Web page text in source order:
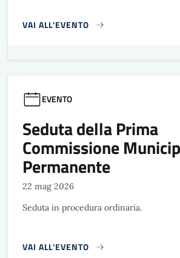
VAI ALL'EVENTO
EVENTO
Seduta della Prima
Commissione
Permanente
22 mag 2026
Seduta in procedura ordinaria.
VAI ALL'EVENTO